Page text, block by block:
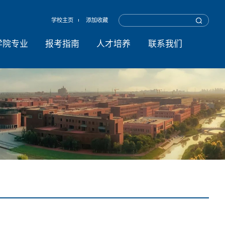
学校主页 添加收藏
院专业 报考指南 人才培养 联系我们